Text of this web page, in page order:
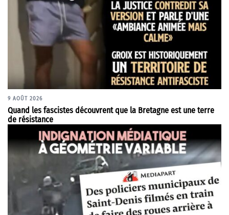
9 AOÛT 2026
Quand les fascistes découvrent que la Bretagne est une terre
de résistance